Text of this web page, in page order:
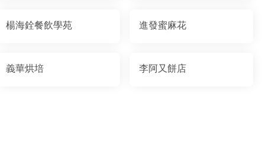
楊海銓餐飲學苑 進發蜜麻花
義華烘培 李阿又餅店